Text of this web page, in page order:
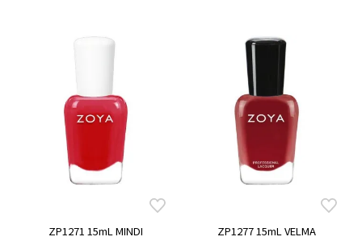
ZP1271 15mL MINDI
ZP1277 15mL VELMA